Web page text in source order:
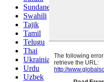
Sundanese
Swahili
Tajik
Tamil
Telugu
Thai
Ukrainian
Urdu
Uzbek